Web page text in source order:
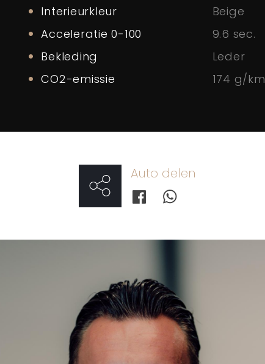
Interieurkleur
Beige
Acceleratie 0-100
9.6 sec.
Bekleding
Leder
CO2-emissie
174 g/km
Auto delen